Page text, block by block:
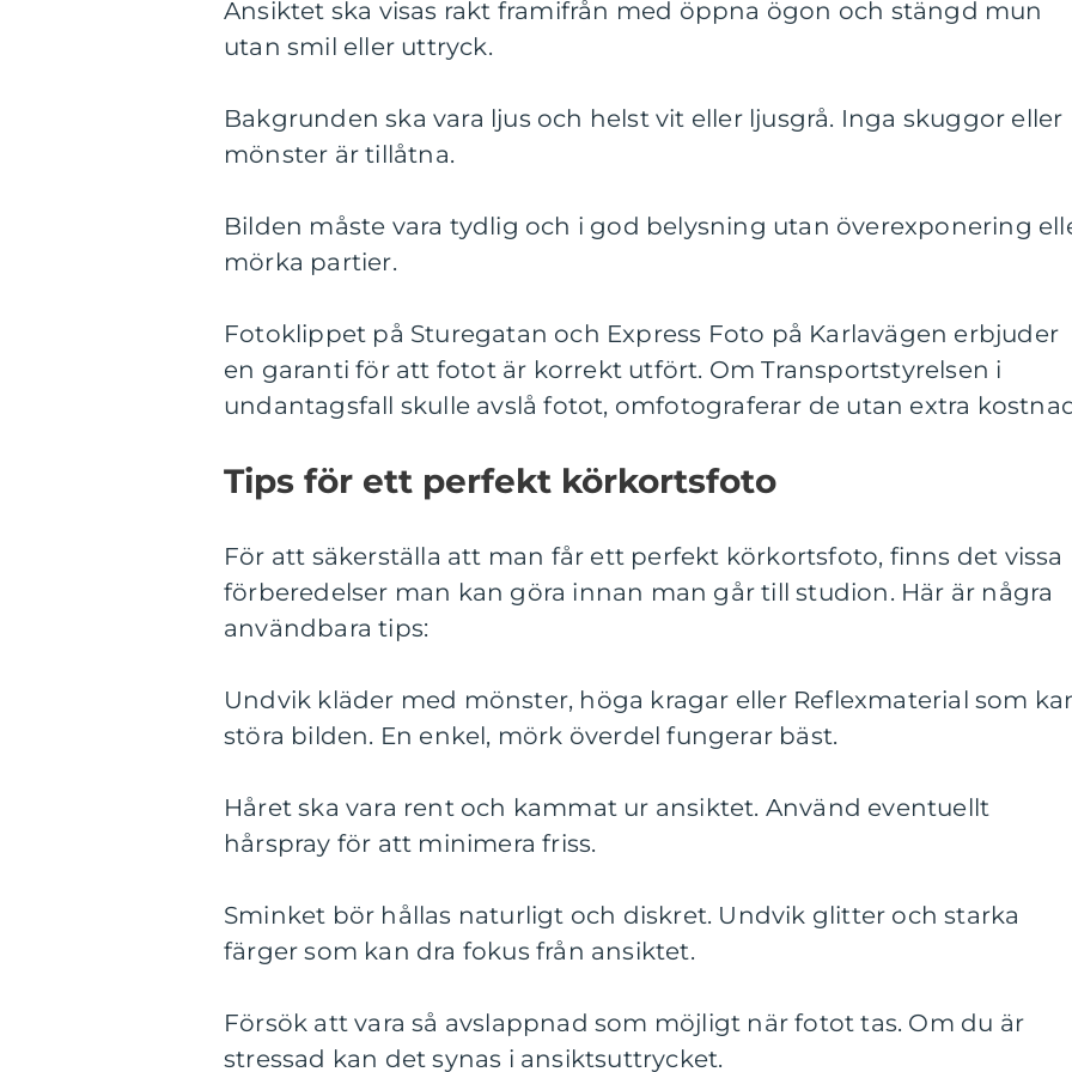
Ansiktet ska visas rakt framifrån med öppna ögon och stängd mun
utan smil eller uttryck.
Bakgrunden ska vara ljus och helst vit eller ljusgrå. Inga skuggor eller
mönster är tillåtna.
Bilden måste vara tydlig och i god belysning utan överexponering
mörka partier.
Fotoklippet på Sturegatan och Express Foto på Karlavägen erbjuder
en garanti för att fotot är korrekt utfört. Om Transportstyrelsen i
undantagsfall skulle avslå fotot, omfotograferar de utan extra
Tips för ett perfekt körkortsfoto
För att säkerställa att man får ett perfekt körkortsfoto, finns det vissa
förberedelser man kan göra innan man går till studion. Här är några
användbara tips:
Undvik kläder med mönster, höga kragar eller Reflexmaterial som
störa bilden. En enkel, mörk överdel fungerar bäst.
Håret ska vara rent och kammat ur ansiktet. Använd eventuellt
hårspray för att minimera friss.
Sminket bör hållas naturligt och diskret. Undvik glitter och starka
färger som kan dra fokus från ansiktet.
Försök att vara så avslappnad som möjligt när fotot tas. Om du är
stressad kan det synas i ansiktsuttrycket.